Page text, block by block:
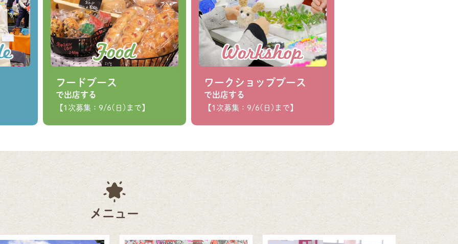
フードブース
で出店する
【1次募集：9/6(日)まで】
ワークショップブース
で出店する
【1次募集：9/6(日)まで】
メニュー